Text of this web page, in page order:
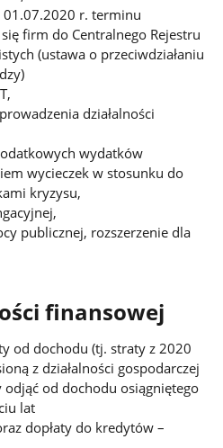
01.07.2020 r. terminu
firm do Centralnego Rejestru
(ustawa o przeciwdziałaniu
działalności
wydatków
wycieczek w stosunku do
kryzysu,
publicznej, rozszerzenie dla
finansowej
od dochodu (tj. straty z 2020
z działalności gospodarczej
od dochodu osiągniętego
lat
dopłaty do kredytów –